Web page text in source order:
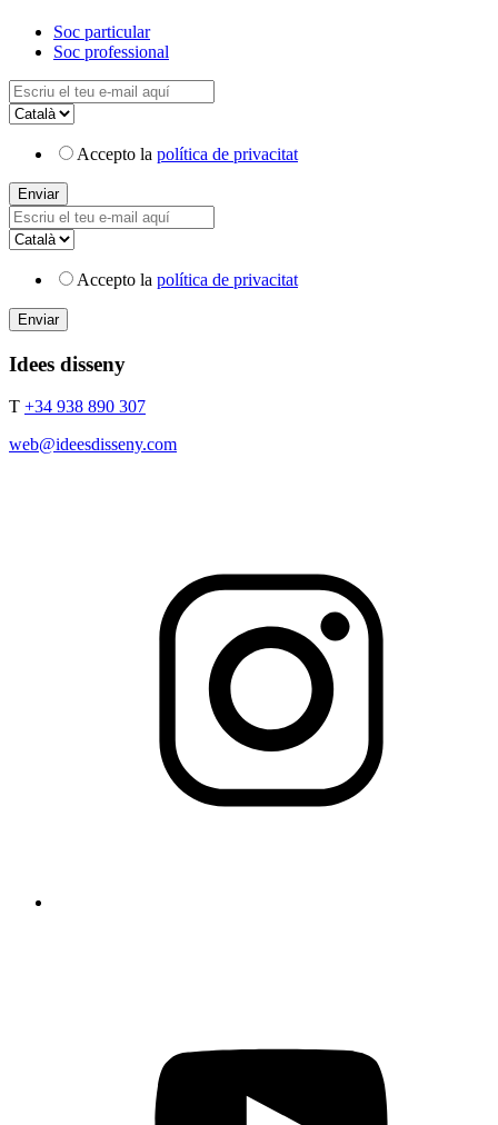
Soc particular
Soc professional
Accepto la política de privacitat
Accepto la política de privacitat
Idees disseny
T +34 938 890 307
web@ideesdisseny.com